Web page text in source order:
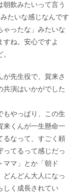
飲みたいって言う
たいな感じなんです
ゃったな」みたいな
すね。安心ですよ
先生役で、賀来さ
共演はいかがでした
やっぱり、この生
来くんが一生懸命一
るなって、すごく頼
ってるって感じだっ
ママ」とか「朝ド
どんどん大人になっ
しく成長されてい